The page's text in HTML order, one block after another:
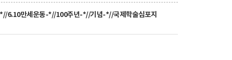
6.10만세운동-*//100주년-*//기념-*//국제학술심포지